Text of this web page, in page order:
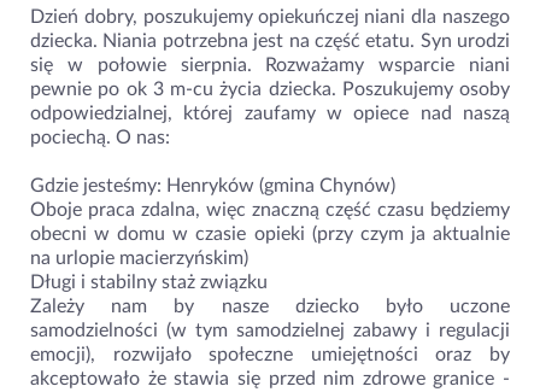
Dzień dobry, poszukujemy opiekuńczej niani dla naszego
dziecka. Niania potrzebna jest na część etatu. Syn urodzi
się w połowie sierpnia. Rozważamy wsparcie niani
pewnie po ok 3 m-cu życia dziecka. Poszukujemy osoby
odpowiedzialnej, której zaufamy w opiece nad naszą
pociechą. O nas:
Gdzie jesteśmy: Henryków (gmina Chynów)
Oboje praca zdalna, więc znaczną część czasu będziemy
obecni w domu w czasie opieki (przy czym ja aktualnie
na urlopie macierzyńskim)
Długi i stabilny staż związku
Zależy nam by nasze dziecko było uczone
samodzielności (w tym samodzielnej zabawy i regulacji
emocji), rozwijało społeczne umiejętności oraz by
akceptowało że stawia się przed nim zdrowe granice -